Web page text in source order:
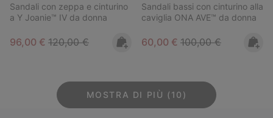
Sandali con zeppa e cinturino
a Y Joanie™ IV da donna
Sale price:
96,00 € Regular price:
120,00 €
Sandali bassi con cinturino alla
caviglia ONA AVE™ da donna
Sale price:
60,00 € Regular price:
100,00 €
MOSTRA DI PIÙ (10)